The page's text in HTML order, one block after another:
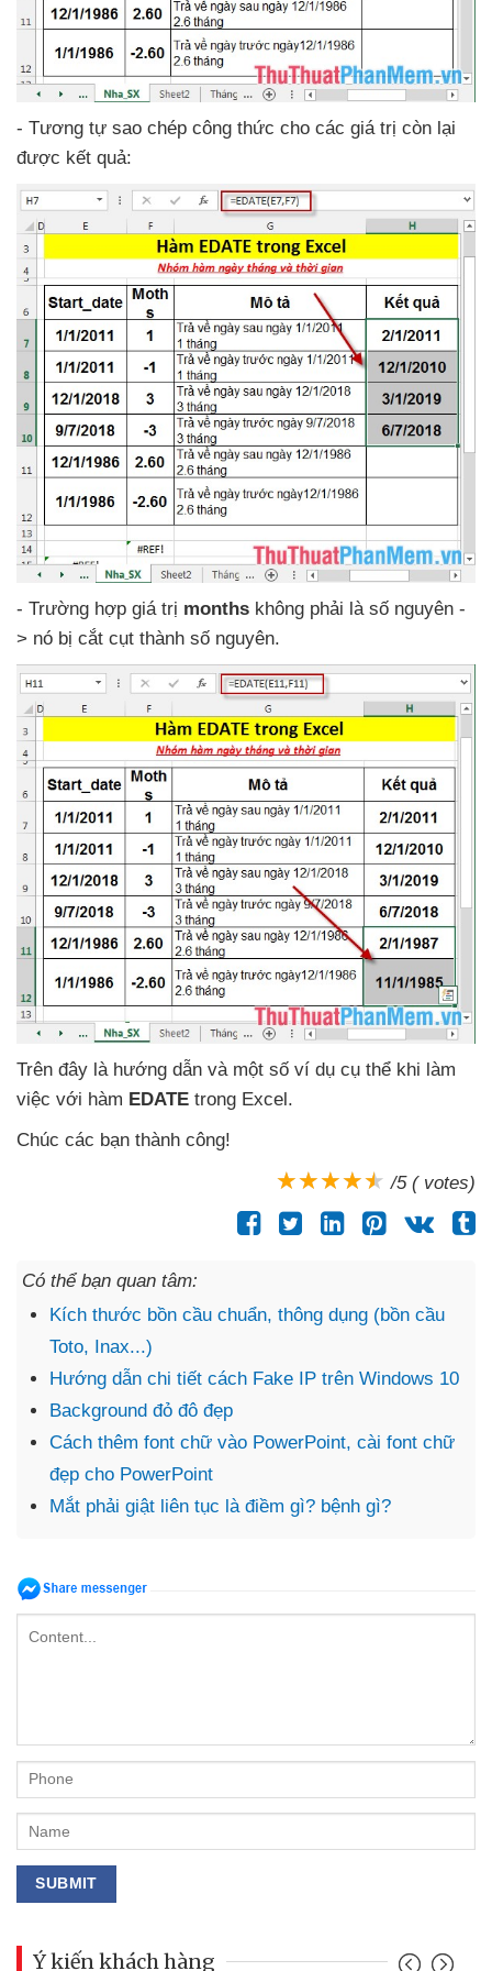
- Tương tự sao chép công thức cho các giá trị còn lại
được kết quả:
- Trường hợp giá trị months không phải là số nguyên -
> nó bị cắt cụt thành số nguyên.
Trên đây là hướng dẫn và một số ví dụ cụ thể khi làm
việc với hàm EDATE trong Excel.
Chúc các bạn thành công!
/5 ( votes)
Có thể bạn quan tâm:
Kích thước bồn cầu chuẩn, thông dụng (bồn cầu
Toto, Inax...)
Hướng dẫn chi tiết cách Fake IP trên Windows 10
Background đỏ đô đẹp
Cách thêm font chữ vào PowerPoint, cài font chữ
đẹp cho PowerPoint
Mắt phải giật liên tục là điềm gì? bệnh gì?
Ý kiến khách hàng